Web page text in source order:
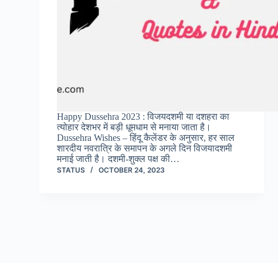
Happy Dussehra 2023 : विजयदशमी या दशहरा का
त्योहार देशभर में बड़ी धूमधाम से मनाया जाता है।
Dussehra Wishes – हिंदू कैलेंडर के अनुसार, हर साल
शारदीय नवरात्रि के समापन के अगले दिन विजयादशमी
मनाई जाती है। दशमी-शुक्ल पक्ष की…
STATUS OCTOBER 24, 2023